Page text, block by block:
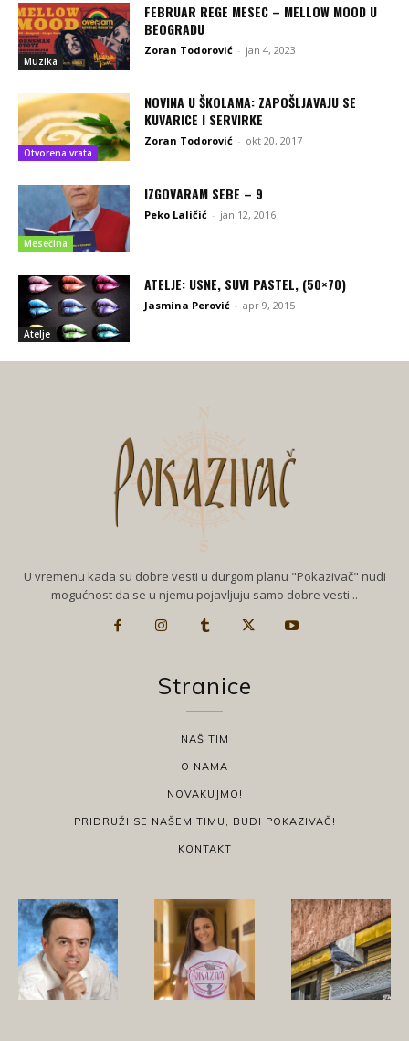
Muzika
FEBRUAR REGE MESEC – MELLOW MOOD U
BEOGRADU
Zoran Todorović - jan 4, 2023
Otvorena vrata
NOVINA U ŠKOLAMA: ZAPOŠLJAVAJU SE
KUVARICE I SERVIRKE
Zoran Todorović - okt 20, 2017
Mesečina
IZGOVARAM SEBE – 9
Peko Laličić - jan 12, 2016
Atelje
ATELJE: USNE, SUVI PASTEL, (50×70)
Jasmina Perović - apr 9, 2015
U vremenu kada su dobre vesti u durgom planu "Pokazivač" nudi
mogućnost da se u njemu pojavljuju samo dobre vesti...
Stranice
NAŠ TIM
O NAMA
NOVAKUJMO!
PRIDRUŽI SE NAŠEM TIMU, BUDI POKAZIVAČ!
KONTAKT